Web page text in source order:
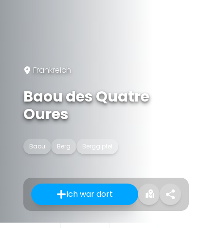
Frankreich
Baou des Quatre
Oures
Baou Berg Berggipfel
Ich war dort